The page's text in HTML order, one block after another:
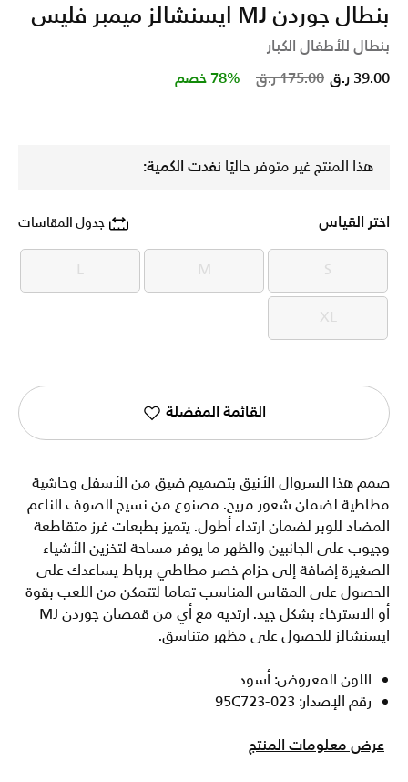
بنطال جوردن MJ ايسنشالز ميمبر فليس
بنطال للأطفال الكبار
Price reduced from
175.00 ر.ق to 39.00 ر.ق 78% خصم
هذا المنتج غير متوفر حاليًا نفدت الكمية:
اختر القياس جدول المقاسات
S
S
M
M
L
L
XL
XL
القائمة المفضلة
صمم هذا السروال الأنيق بتصميم ضيق من الأسفل وحاشية
مطاطية لضمان شعور مريح. مصنوع من نسيج الصوف الناعم
المضاد للوبر لضمان ارتداء أطول. يتميز بطبعات غرز متقاطعة
وجيوب على الجانبين والظهر ما يوفر مساحة لتخزين الأشياء
الصغيرة إضافة إلى حزام خصر مطاطي برباط يساعدك على
الحصول على المقاس المناسب تماما لتتمكن من اللعب بقوة
أو الاسترخاء بشكل جيد. ارتديه مع أي من قمصان جوردن MJ
ايسنشالز للحصول على مظهر متناسق.
اللون المعروض: أسود
رقم الإصدار: 95C723-023
عرض معلومات المنتج